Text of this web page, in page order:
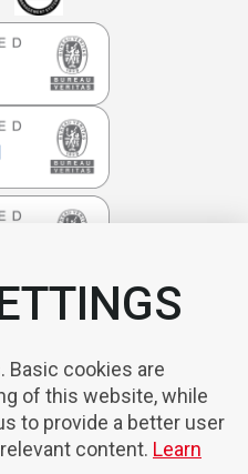
Basic cookies are
of this website, while
to provide a better user
content. Learn